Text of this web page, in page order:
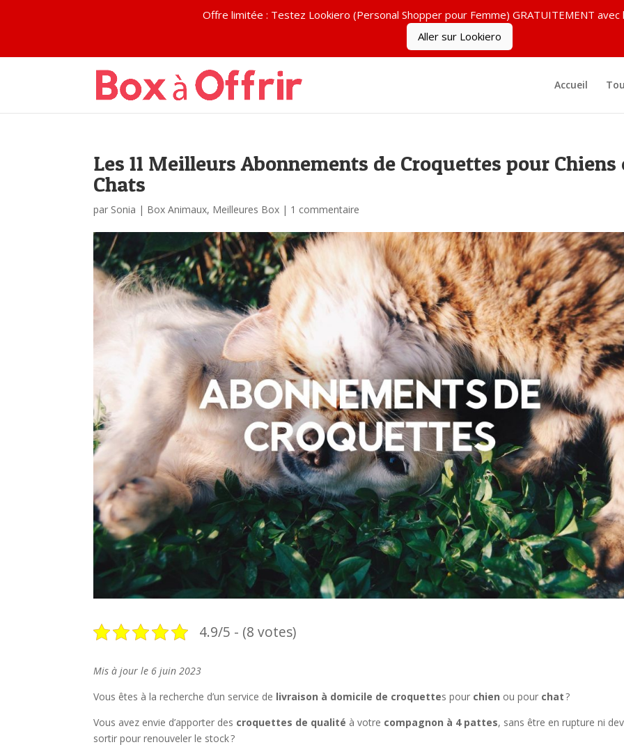
Accueil
Les 11 Meilleurs Abonnements de Croquettes pour Chiens
Chats
par Sonia | Box Animaux, Meilleures Box | 1 commentaire
4.9/5 - (8 votes)
Mis à jour le 6 juin 2023
Vous êtes à la recherche d’un service de livraison à domicile de croquettes pour chien ou pour chat?
Vous avez envie d’apporter des croquettes de qualité à votre compagnon à 4 pattes, sans être en rupture ni
sortir pour renouveler le stock ?
Offre limitée : Testez Lookiero (Personal Shopper pour Femme) GRATUITEMENT avec
Aller sur Lookiero